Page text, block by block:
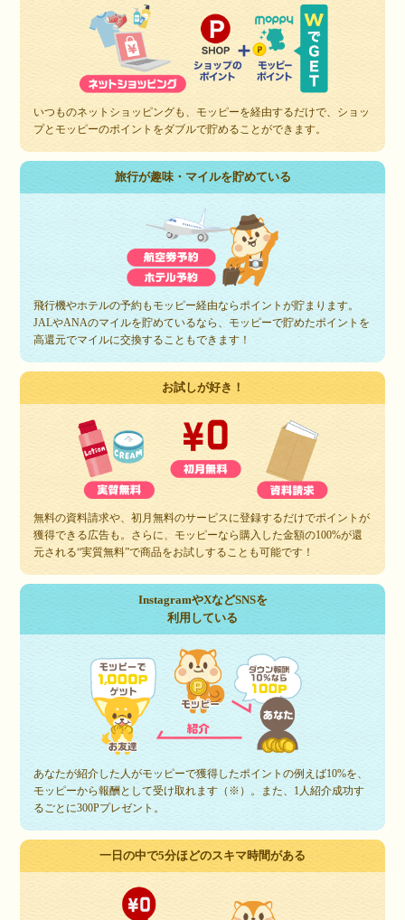
いつものネットショッピングも、モッピーを経由するだけで、ショッ
プとモッピーのポイントをダブルで貯めることができます。
旅行が趣味・マイルを貯めている
飛行機やホテルの予約もモッピー経由ならポイントが貯まります。
JALやANAのマイルを貯めているなら、モッピーで貯めたポイントを
高還元でマイルに交換することもできます！
お試しが好き！
無料の資料請求や、初月無料のサービスに登録するだけでポイントが
獲得できる広告も。さらに、モッピーなら購入した金額の100%が還
元される“実質無料”で商品をお試しすることも可能です！
InstagramやXなどSNSを
利用している
あなたが紹介した人がモッピーで獲得したポイントの例えば10%を、
モッピーから報酬として受け取れます（※）。また、1人紹介成功す
るごとに300Pプレゼント。
一日の中で5分ほどのスキマ時間がある